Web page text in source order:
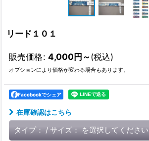
リード１０１
販売価格: 4,000円～(税込)
オプションにより価格が変わる場合もあります。
Facebookでシェア
在庫確認はこちら
タイプ： / サイズ： を選択してください